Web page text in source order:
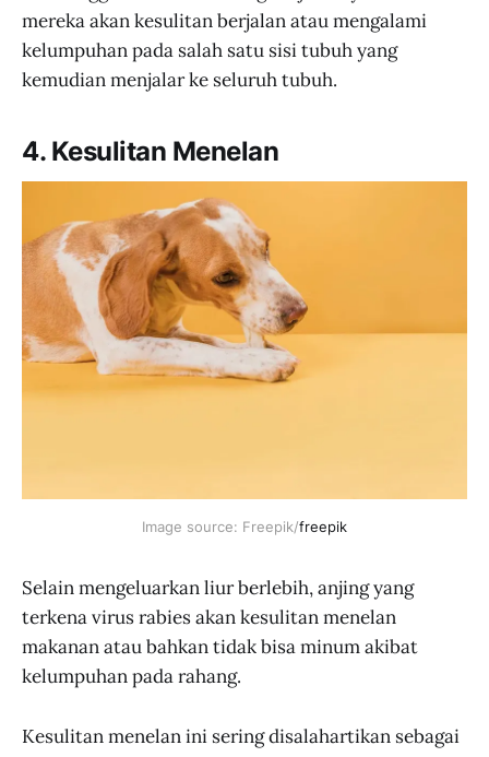
mereka akan kesulitan berjalan atau mengalami
kelumpuhan pada salah satu sisi tubuh yang
kemudian menjalar ke seluruh tubuh.
4. Kesulitan Menelan
Image source: Freepik/freepik
Selain mengeluarkan liur berlebih, anjing yang
terkena virus rabies akan kesulitan menelan
makanan atau bahkan tidak bisa minum akibat
kelumpuhan pada rahang.
Kesulitan menelan ini sering disalahartikan sebagai